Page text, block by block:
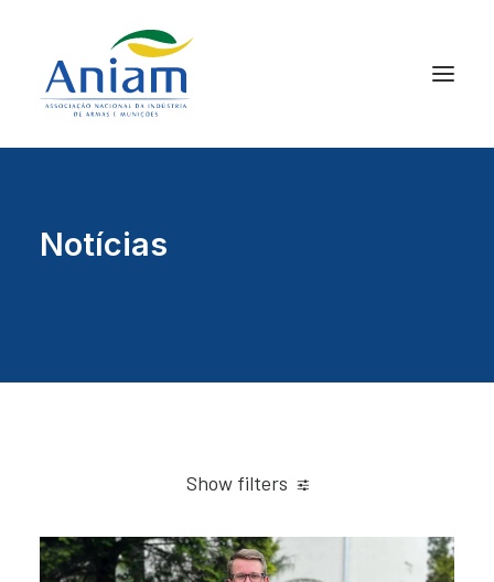
Notícias
Show filters